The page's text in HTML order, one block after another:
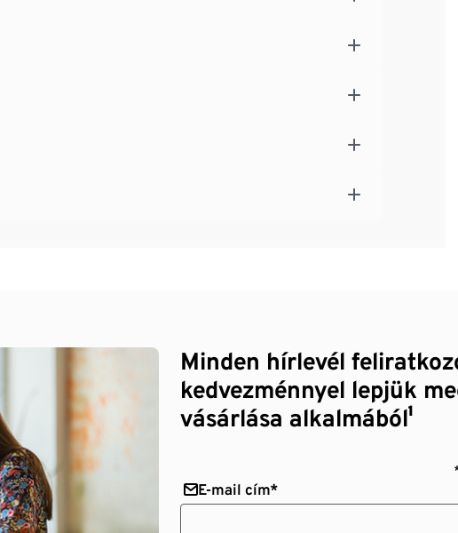
Minden hírlevél
kedvezménnyel lepjük
vásárlása alkalmából¹
E-mail cím*